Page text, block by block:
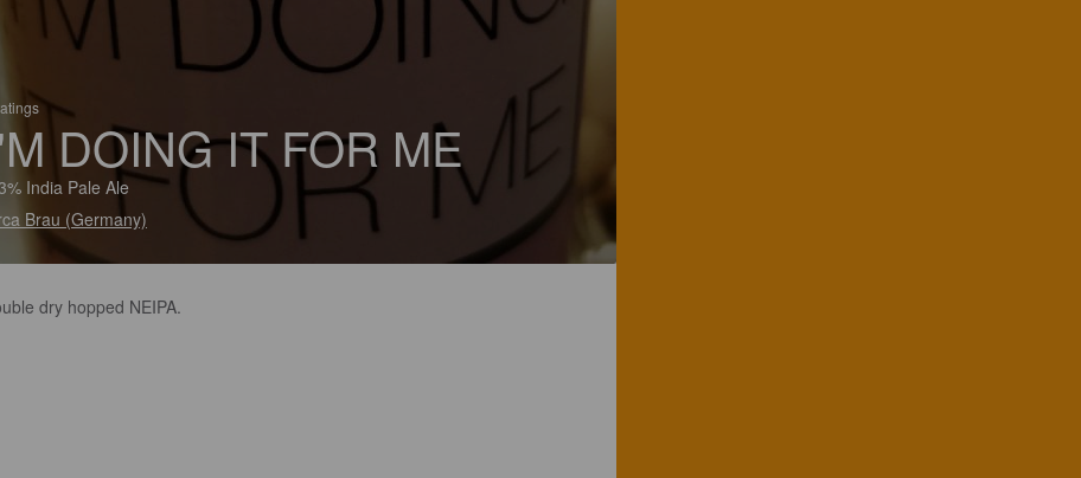
DOING IT FOR ME
India Pale Ale
Brau (Germany)
dry hopped NEIPA.